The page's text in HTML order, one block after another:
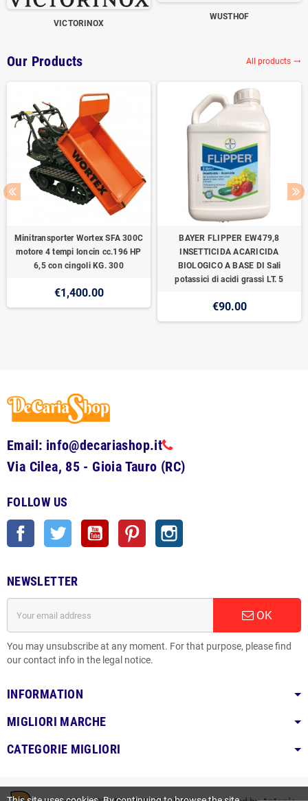
VICTORINOX
WUSTHOF
Our Products All products trending_flat
Minitransporter Wortex SFA 300C
motore 4 tempi loncin cc.196 HP
6,5 con cingoli KG. 300
€1,400.00
BAYER FLIPPER EW479,8
INSETTICIDA ACARICIDA
BIOLOGICO A BASE DI Sali
potassici di acidi grassi LT. 5
€90.00
Email: info@decariashop.it
Via Cilea, 85 - Gioia Tauro (RC)
FOLLOW US
Facebook Twitter YouTube Pinterest
NEWSLETTER
OK
You may unsubscribe at any moment. For that purpose, please find
our contact info in the legal notice.
INFORMATION
MIGLIORI MARCHE
CATEGORIE MIGLIORI